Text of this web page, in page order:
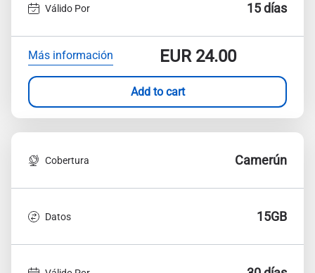
Válido Por 15 días
Más información EUR24.00
Add to cart
Cobertura Camerún
Datos 15GB